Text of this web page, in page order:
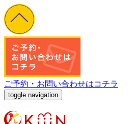
ご予約・お問い合わせはコチラ
toggle navigation